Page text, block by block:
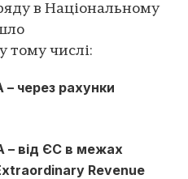
в Національному
тому числі:
через рахунки
– від ЄС в межах
Extraordinary Revenue